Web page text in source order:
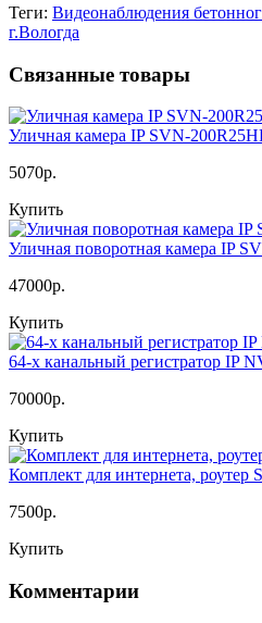
Теги: Видеонаблюдения
г.Вологда
Связанные товары
Уличная камера IP SVN-
5070р.
Купить
Уличная поворотная камера IP
47000р.
Купить
64-х канальный регистратор IP
70000р.
Купить
Комплект для интернета, роутер
7500р.
Купить
Комментарии